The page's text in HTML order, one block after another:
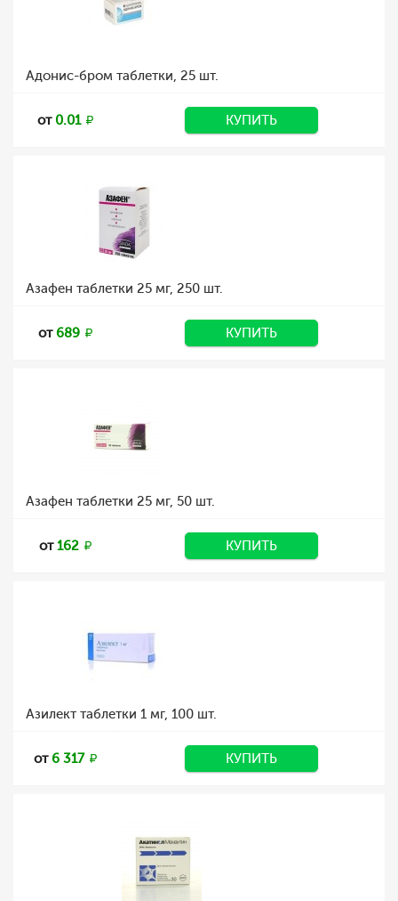
Адонис-бром таблетки, 25 шт.
от 0.01 КУПИТЬ
Азафен таблетки 25 мг, 250 шт.
от689 КУПИТЬ
Азафен таблетки 25 мг, 50 шт.
от162 КУПИТЬ
Азилект таблетки 1 мг, 100 шт.
от6 317 КУПИТЬ